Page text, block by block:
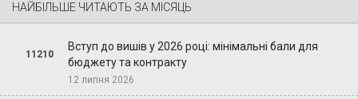
НАЙБІЛЬШЕ ЧИТАЮТЬ ЗА МІСЯЦЬ
11210
Вступ до вишів у 2026 році: мінімальні бали для
бюджету та контракту
12 липня 2026